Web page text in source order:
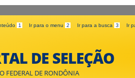
1 Ir para o menu 2 Ir para a busca 3 Ir
DE SELEÇÃO
FEDERAL DE RONDÔNIA